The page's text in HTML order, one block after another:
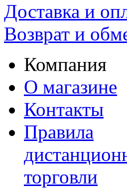
Доставка и
Возврат и
Компания
О магазине
Контакты
Правила
торговли